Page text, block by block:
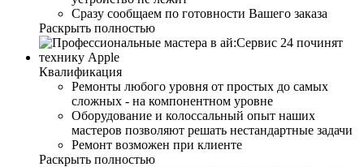
Сразу сообщаем по готовности Вашего заказа
Раскрыть полностью
Квалификация
Ремонты любого уровня от простых до самых
сложных - на компонентном уровне
Оборудование и колоссальный опыт наших
мастеров позволяют решать нестандартные задачи
Ремонт возможен при клиенте
Раскрыть полностью